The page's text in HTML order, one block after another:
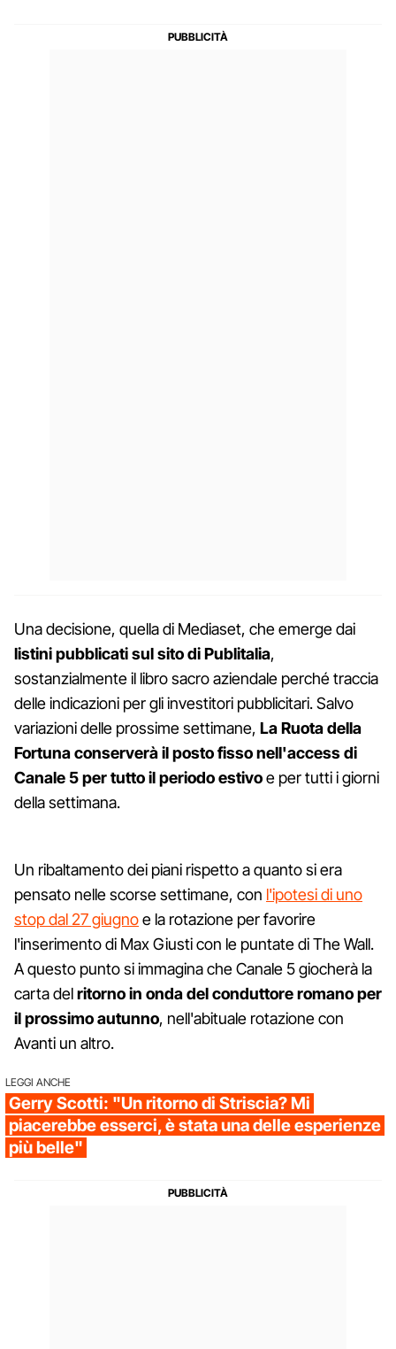
Una decisione, quella di Mediaset, che emerge dai
listini pubblicati sul sito di Publitalia,
sostanzialmente il libro sacro aziendale perché traccia
delle indicazioni per gli investitori pubblicitari. Salvo
variazioni delle prossime settimane, La Ruota della
Fortuna conserverà il posto fisso nell'access di
Canale 5 per tutto il periodo estivoe per tutti i giorni
della settimana.
Un ribaltamento dei piani rispetto a quanto si era
pensato nelle scorse settimane, con l'ipotesi di uno
stop dal 27 giugnoe la rotazione per favorire
l'inserimento di Max Giusti con le puntate di The Wall.
A questo punto si immagina che Canale 5 giocherà la
carta delritorno in onda del conduttore romano per
il prossimo autunno, nell'abituale rotazione con
Avanti un altro.
LEGGI ANCHE
Gerry Scotti: "Un ritorno di Striscia? Mi
piacerebbe esserci, è stata una delle esperienze
più belle"